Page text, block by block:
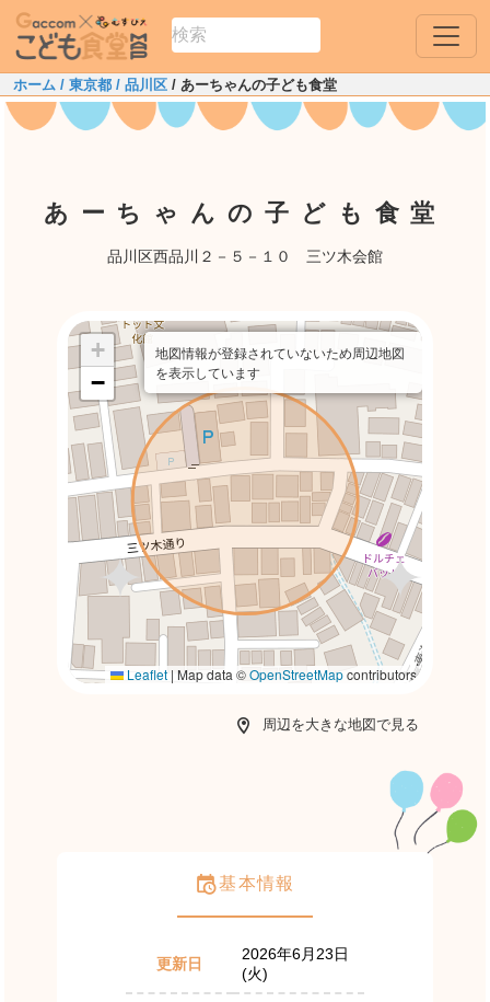
ホーム / 東京都 / 品川区 / あーちゃんの子ども食堂
あーちゃんの子ども食堂
品川区西品川２－５－１０ 三ツ木会館
+
−
Leaflet | Map data ©OpenStreetMapcontributors
地図情報が登録されていないため周辺地図
を表示しています
周辺を大きな地図で見る
基本情報
更新日
2026年6月23日
(火)